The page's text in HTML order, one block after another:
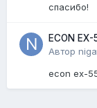
спасибо!
ECON
Автор
econ ex-